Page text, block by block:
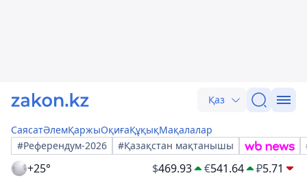
Қаз
СаясатӘлемҚаржыОқиғаҚұқықМақалалар
#Референдум-2026
#Қазақстан мақтанышы
+25° $469.93 €541.64 ₽5.71